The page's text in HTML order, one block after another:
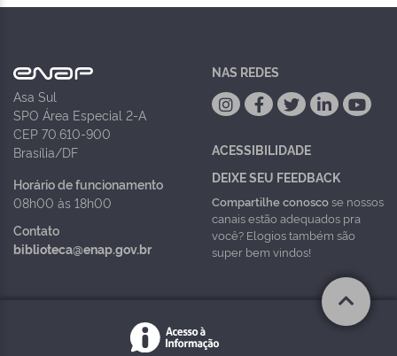
Asa Sul
SPO Área Especial 2-A
CEP 70.610-900
Brasília/DF
Horário de funcionamento
08h00 às 18h00
Contato
biblioteca@enap.gov.br
NAS REDES
ACESSIBILIDADE
DEIXE SEU FEEDBACK
Compartilhe conoscose nossos
canais estão adequados pra
você? Elogios também são
super bem vindos!